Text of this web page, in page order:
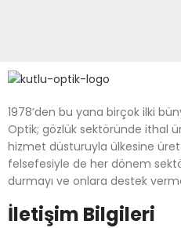
1978’den bu yana birçok ilki
Optik; gözlük sektöründe ithal
hizmet düsturuyla ülkesine
felsefesiyle de her dönem
durmayı ve onlara destek
İletişim Bilgileri